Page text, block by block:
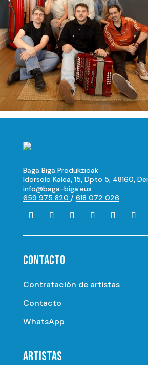
Baga Biga Produkzioak
Idorsolo Kalea, 15, Dpto 5, 48160,
info@baga-biga.eus
659 975 820 / 618 072 026
CONTACTO
Contratación de artistas
Contacto
WhatsApp
ARTISTAS